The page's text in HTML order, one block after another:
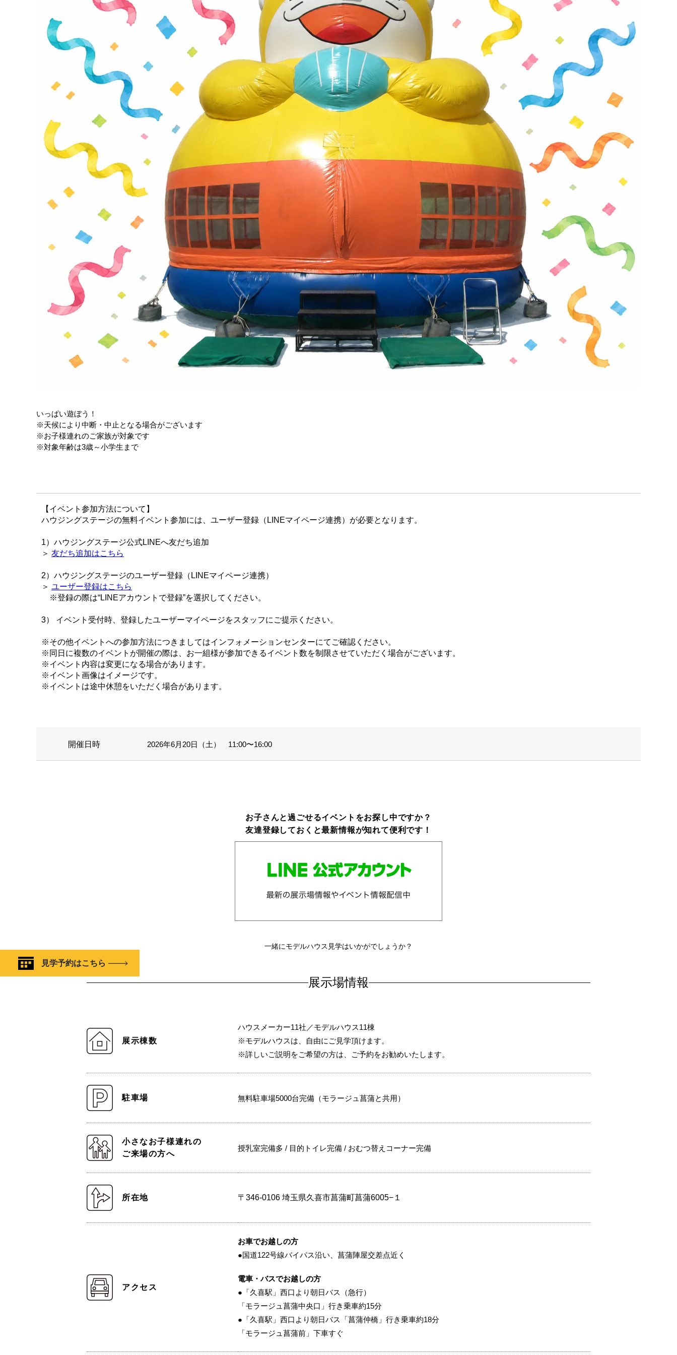
いっぱい遊ぼう！
※天候により中断・中止となる場合がございます
※お子様連れのご家族が対象です
※対象年齢は3歳～小学生まで
【イベント参加方法について】
ハウジングステージの無料イベント参加には、ユーザー登録（LINEマイページ連携）が必要となります。
1）ハウジングステージ公式LINEへ友だち追加
＞ 友だち追加はこちら
2）ハウジングステージのユーザー登録（LINEマイページ連携）
＞ ユーザー登録はこちら
※登録の際は“LINEアカウントで登録”を選択してください。
3） イベント受付時、登録したユーザーマイページをスタッフにご提示ください。
※その他イベントへの参加方法につきましてはインフォメーションセンターにてご確認ください。
※同日に複数のイベントが開催の際は、お一組様が参加できるイベント数を制限させていただく場合がございます。
※イベント内容は変更になる場合があります。
※イベント画像はイメージです。
※イベントは途中休憩をいただく場合があります。
開催日時 2026年6月20日（土） 11:00〜16:00
お子さんと過ごせるイベントをお探し中ですか？
友達登録しておくと最新情報が知れて便利です！
一緒にモデルハウス見学はいかがでしょうか？
見学予約はこちら
展示場情報
展示棟数
ハウスメーカー11社／モデルハウス11棟
※モデルハウスは、自由にご見学頂けます。
※詳しいご説明をご希望の方は、ご予約をお勧めいたします。
駐車場 無料駐車場5000台完備（モラージュ菖蒲と共用）
小さなお子様連れの
ご来場の方へ
授乳室完備多 / 目的トイレ完備 / おむつ替えコーナー完備
所在地 〒346-0106 埼玉県久喜市菖蒲町菖蒲6005−１
アクセス
お車でお越しの方
●国道122号線バイパス沿い、菖蒲陣屋交差点近く
電車・バスでお越しの方
●「久喜駅」西口より朝日バス（急行）
「モラージュ菖蒲中央口」行き乗車約15分
●「久喜駅」西口より朝日バス「菖蒲仲橋」行き乗車約18分
「モラージュ菖蒲前」下車すぐ